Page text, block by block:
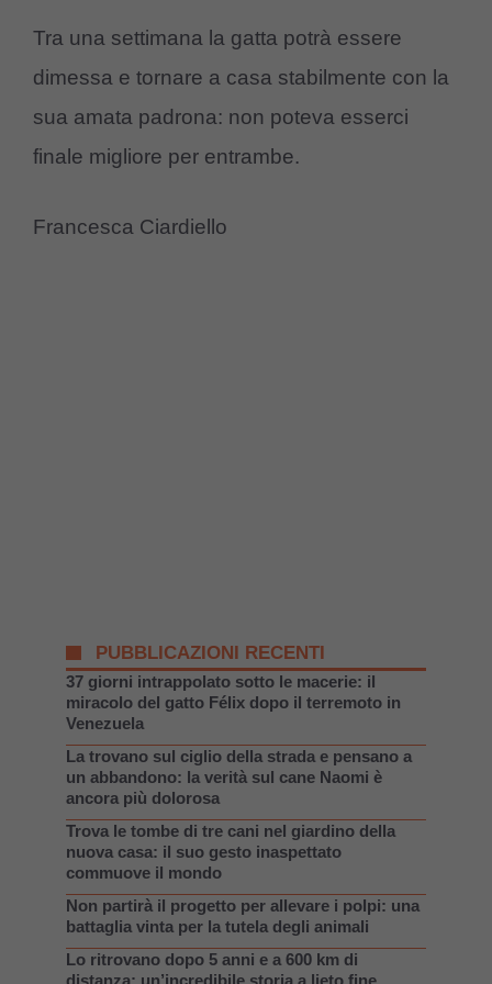
Tra una settimana la gatta potrà essere
dimessa e tornare a casa stabilmente con la
sua amata padrona: non poteva esserci
finale migliore per entrambe.
Francesca Ciardiello
PUBBLICAZIONI RECENTI
37 giorni intrappolato sotto le macerie: il
miracolo del gatto Félix dopo il terremoto in
Venezuela
La trovano sul ciglio della strada e pensano a
un abbandono: la verità sul cane Naomi è
ancora più dolorosa
Trova le tombe di tre cani nel giardino della
nuova casa: il suo gesto inaspettato
commuove il mondo
Non partirà il progetto per allevare i polpi: una
battaglia vinta per la tutela degli animali
Lo ritrovano dopo 5 anni e a 600 km di
distanza: un’incredibile storia a lieto fine